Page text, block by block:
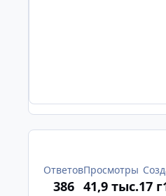
Ответов
386
Просмотры
41,9 тыс.17 г